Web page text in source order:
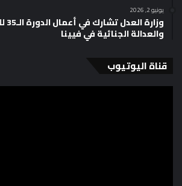
يونيو 2, 2026
والعدالة الجنائية في فيينا
قناة اليوتيوب